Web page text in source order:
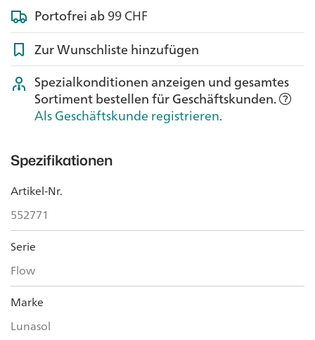
Portofrei ab99 CHF
Zur Wunschliste hinzufügen
Spezialkonditionen anzeigen und gesamtes
Sortiment bestellen für Geschäftskunden.
Als Geschäftskunde registrieren.
Spezifikationen
Artikel-Nr.
552771
Serie
Flow
Marke
Lunasol